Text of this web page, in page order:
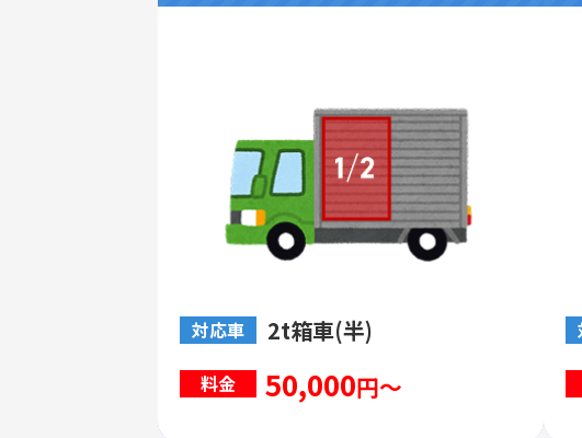
対応車 2t箱車(半)
料金 50,000円～